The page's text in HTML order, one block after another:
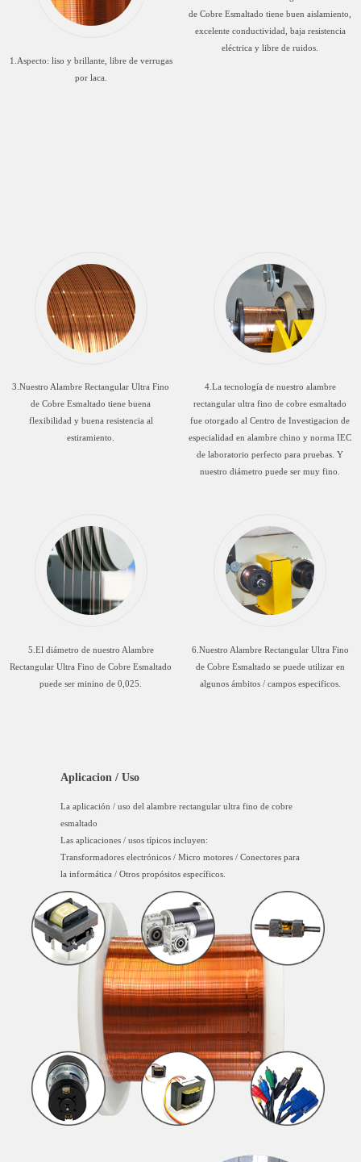
1.Aspecto: liso y brillante, libre de verrugas
por laca.
de Cobre Esmaltado tiene buen aislamiento,
excelente conductividad, baja resistencia
eléctrica y libre de ruidos.
3.Nuestro Alambre Rectangular Ultra Fino
de Cobre Esmaltado tiene buena
flexibilidad y buena resistencia al
estiramiento.
4.La tecnología de nuestro alambre
rectangular ultra fino de cobre esmaltado
fue otorgado al Centro de Investigacion de
especialidad en alambre chino y norma IEC
de laboratorio perfecto para pruebas. Y
nuestro diámetro puede ser muy fino.
5.El diámetro de nuestro Alambre
Rectangular Ultra Fino de Cobre Esmaltado
puede ser minino de 0,025.
6.Nuestro Alambre Rectangular Ultra Fino
de Cobre Esmaltado se puede utilizar en
algunos ámbitos / campos especificos.
Aplicacion / Uso
La aplicación / uso del alambre rectangular ultra fino de cobre
esmaltado
Las aplicaciones / usos típicos incluyen:
Transformadores electrónicos / Micro motores / Conectores para
la informática / Otros propósitos específicos.